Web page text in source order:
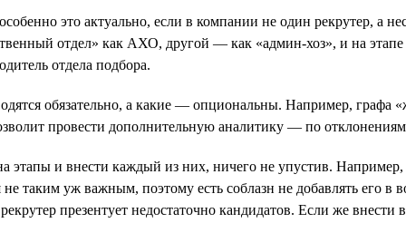
это актуально, если в компании не один рекрутер, а
отдел» как АХО, другой — как «админ-хоз», и на
отдела подбора.
обязательно, а какие — опциональны. Например, графа
провести дополнительную аналитику — по
этапы и внести каждый из них, ничего не упустив.
таким уж важным, поэтому есть соблазн не добавлять его в
презентует недостаточно кандидатов. Если же